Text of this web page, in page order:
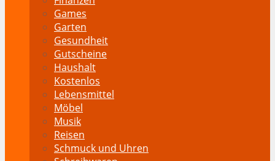
Games
Garten
Gesundheit
Gutscheine
Haushalt
Kostenlos
Lebensmittel
Möbel
Musik
Reisen
Schmuck und Uhren